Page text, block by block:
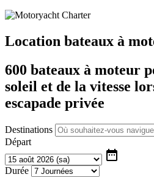
Location bateaux à
600 bateaux à moteur
soleil et de la vitesse
escapade privée
Destinations
Départ
date_range
Durée